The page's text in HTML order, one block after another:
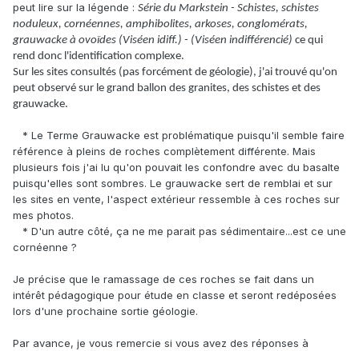
peut lire sur la légende : Série du Markstein - Schistes, schistes
noduleux, cornéennes, amphibolites, arkoses, conglomérats,
grauwacke à ovoïdes (Viséen idiff.) - (Viséen indifférencié) ce qui
rend donc l'identification complexe.
Sur les sites consultés (pas forcément de géologie), j'ai trouvé qu'on
peut observé sur le grand ballon des granites, des schistes et des
grauwacke.
* Le Terme Grauwacke est problématique puisqu'il semble faire
référence à pleins de roches complètement différente. Mais
plusieurs fois j'ai lu qu'on pouvait les confondre avec du basalte
puisqu'elles sont sombres. Le grauwacke sert de remblai et sur
les sites en vente, l'aspect extérieur ressemble à ces roches sur
mes photos.
* D'un autre côté, ça ne me parait pas sédimentaire...est ce une
cornéenne ?
Je précise que le ramassage de ces roches se fait dans un
intérêt pédagogique pour étude en classe et seront redéposées
lors d'une prochaine sortie géologie.
Par avance, je vous remercie si vous avez des réponses à